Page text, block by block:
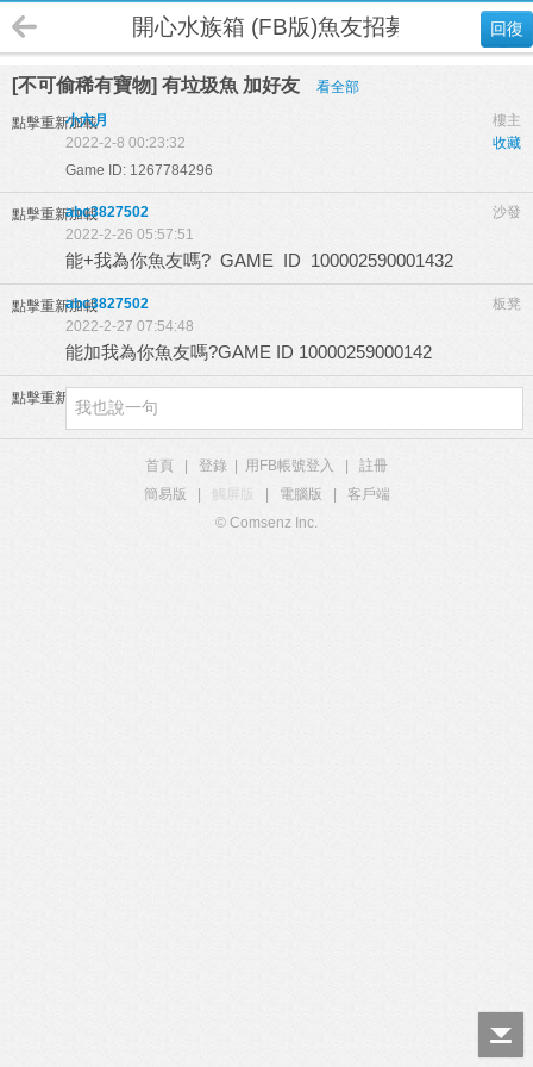
回復
開心水族箱 (FB版)魚友招募
[不可偷稀有寶物] 有垃圾魚 加好友 看全部
點擊重新加載 樓主
小六月
收藏
2022-2-8 00:23:32
Game ID: 1267784296
點擊重新加載 沙發
abc3827502
2022-2-26 05:57:51
能+我為你魚友嗎? GAME ID 100002590001432
點擊重新加載 板凳
abc3827502
2022-2-27 07:54:48
能加我為你魚友嗎?GAME ID 10000259000142
點擊重新加載
首頁 登錄 用FB帳號登入
註冊
簡易版
觸屏版 電腦版
客戶端
© Comsenz Inc.